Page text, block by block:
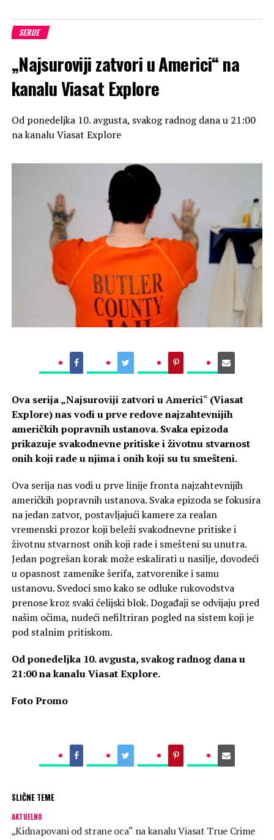
SERIJE
„Najsuroviji zatvori u Americi“ na
kanalu Viasat Explore
Od ponedeljka 10. avgusta, svakog radnog dana u 21:00
na kanalu Viasat Explore
Ova serija „Najsuroviji zatvori u Americi“ (Viasat
Explore) nas vodi u prve redove najzahtevnijih
američkih popravnih ustanova. Svaka epizoda
prikazuje svakodnevne pritiske i životnu stvarnost
onih koji rade u njima i onih koji su tu smešteni.
Ova serija nas vodi u prve linije fronta najzahtevnijih
američkih popravnih ustanova. Svaka epizoda se fokusira
na jedan zatvor, postavljajući kamere za realan
vremenski prozor koji beleži svakodnevne pritiske i
životnu stvarnost onih koji rade i smešteni su unutra.
Jedan pogrešan korak može eskalirati u nasilje, dovodeći
u opasnost zamenike šerifa, zatvorenike i samu
ustanovu. Svedoci smo kako se odluke rukovodstva
prenose kroz svaki ćelijski blok. Događaji se odvijaju pred
našim očima, nudeći nefiltriran pogled na sistem koji je
pod stalnim pritiskom.
Od ponedeljka 10. avgusta, svakog radnog dana u
21:00 na kanalu Viasat Explore.
Foto Promo
SLIČNE TEME
AKTUELNO
„Kidnapovani od strane oca“ na kanalu Viasat True Crime